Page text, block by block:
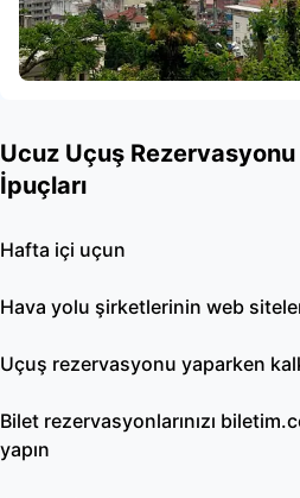
Ucuz Uçuş
İpuçları
Hafta içi uçun
Hava yolu şirketlerinin web
Uçuş rezervasyonu yaparken
Bilet rezervasyonlarınızı
yapın